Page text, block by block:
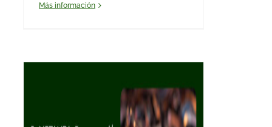
Más información